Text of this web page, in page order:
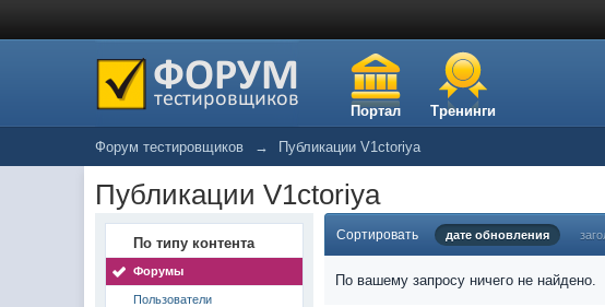
Портал Тренинги
Форум тестировщиков → Публикации V1ctoriya
Публикации V1ctoriya
По типу контента
Форумы
Пользователи
Сортировать дате обновления
По вашему запросу ничего не найдено.